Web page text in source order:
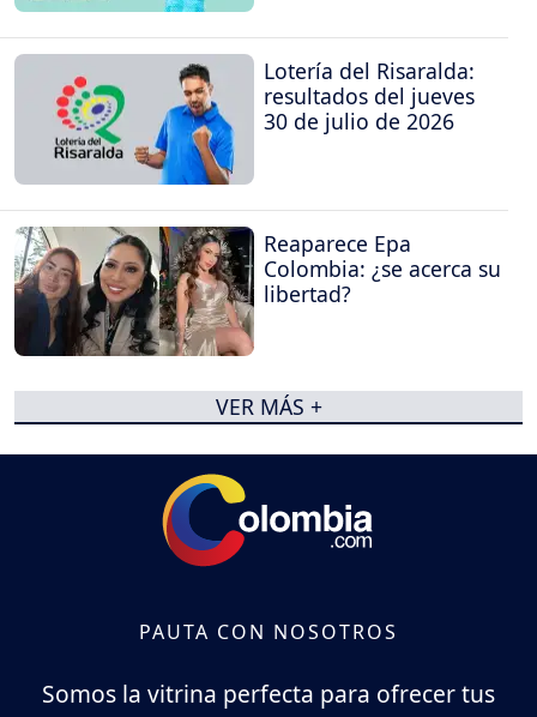
Lotería del Risaralda:
resultados del jueves
30 de julio de 2026
Reaparece Epa
Colombia: ¿se acerca su
libertad?
VER MÁS +
PAUTA CON NOSOTROS
Somos la vitrina perfecta para ofrecer tus